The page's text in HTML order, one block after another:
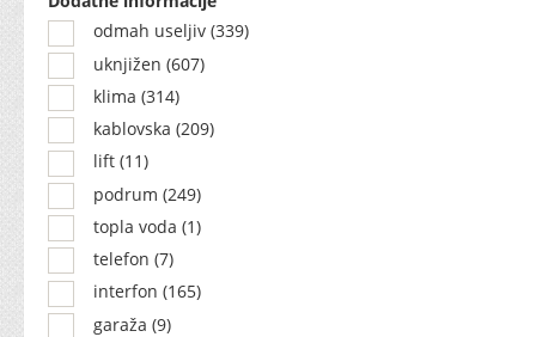
odmah useljiv (339)
uknjižen (607)
klima (314)
kablovska (209)
lift (11)
podrum (249)
topla voda (1)
telefon (7)
interfon (165)
garaža (9)